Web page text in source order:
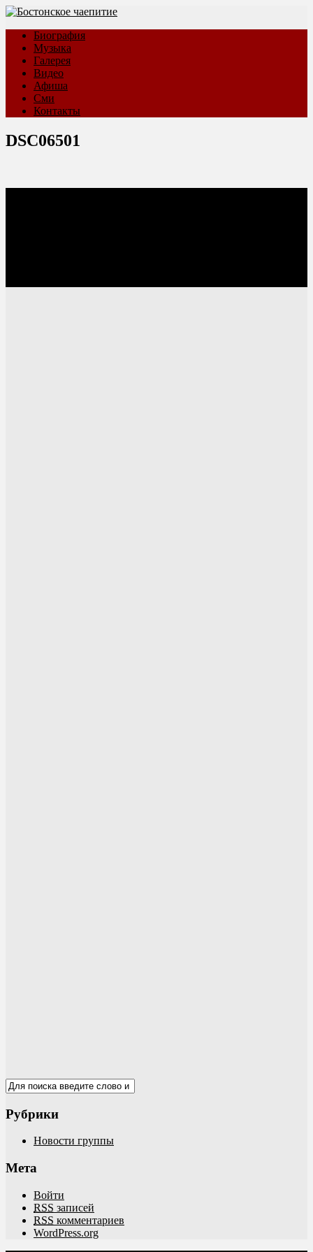
Биография
Музыка
Галерея
Видео
Афиша
Сми
Контакты
DSC06501
Рубрики
Новости группы
Мета
Войти
RSS записей
RSS комментариев
WordPress.org